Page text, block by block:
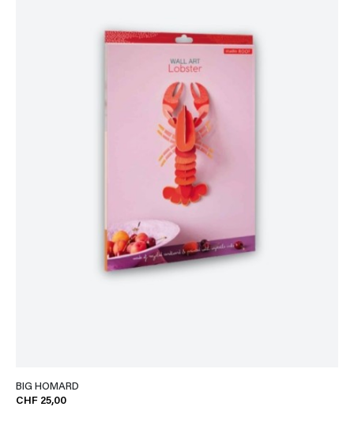
BIG HOMARD
CHF 25,00